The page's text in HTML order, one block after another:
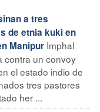
a tres
de etnia kuki en
Manipur Imphal
contra un convoy
el estado indio de
tres pastores
her ...